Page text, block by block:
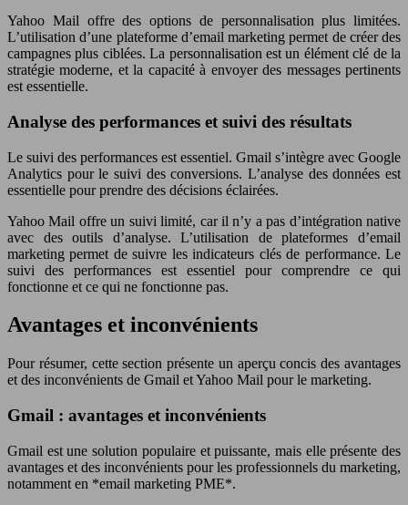
Yahoo Mail offre des options de personnalisation plus limitées.
L’utilisation d’une plateforme d’email marketing permet de créer des
campagnes plus ciblées. La personnalisation est un élément clé de la
stratégie moderne, et la capacité à envoyer des messages pertinents
est essentielle.
Analyse des performances et suivi des résultats
Le suivi des performances est essentiel. Gmail s’intègre avec Google
Analytics pour le suivi des conversions. L’analyse des données est
essentielle pour prendre des décisions éclairées.
Yahoo Mail offre un suivi limité, car il n’y a pas d’intégration native
avec des outils d’analyse. L’utilisation de plateformes d’email
marketing permet de suivre les indicateurs clés de performance. Le
suivi des performances est essentiel pour comprendre ce qui
fonctionne et ce qui ne fonctionne pas.
Avantages et inconvénients
Pour résumer, cette section présente un aperçu concis des avantages
et des inconvénients de Gmail et Yahoo Mail pour le marketing.
Gmail : avantages et inconvénients
Gmail est une solution populaire et puissante, mais elle présente des
avantages et des inconvénients pour les professionnels du marketing,
notamment en *email marketing PME*.